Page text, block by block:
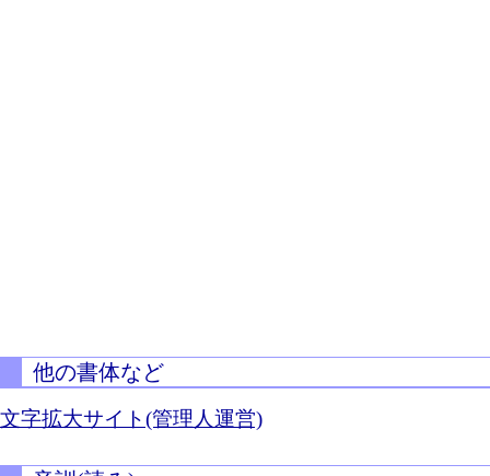
他の書体など
文字拡大サイト(管理人運営)